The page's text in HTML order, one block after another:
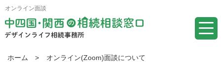
オンライン面談
ホーム > オンライン(Zoom)面談について